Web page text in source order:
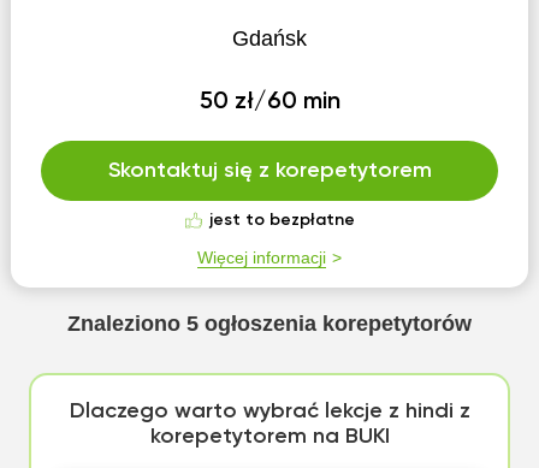
Gdańsk
50 zł/60 min
Skontaktuj się z korepetytorem
jest to bezpłatne
Więcej informacji
Znaleziono 5 ogłoszenia korepetytorów
Dlaczego warto wybrać lekcje z hindi z
korepetytorem na BUKI